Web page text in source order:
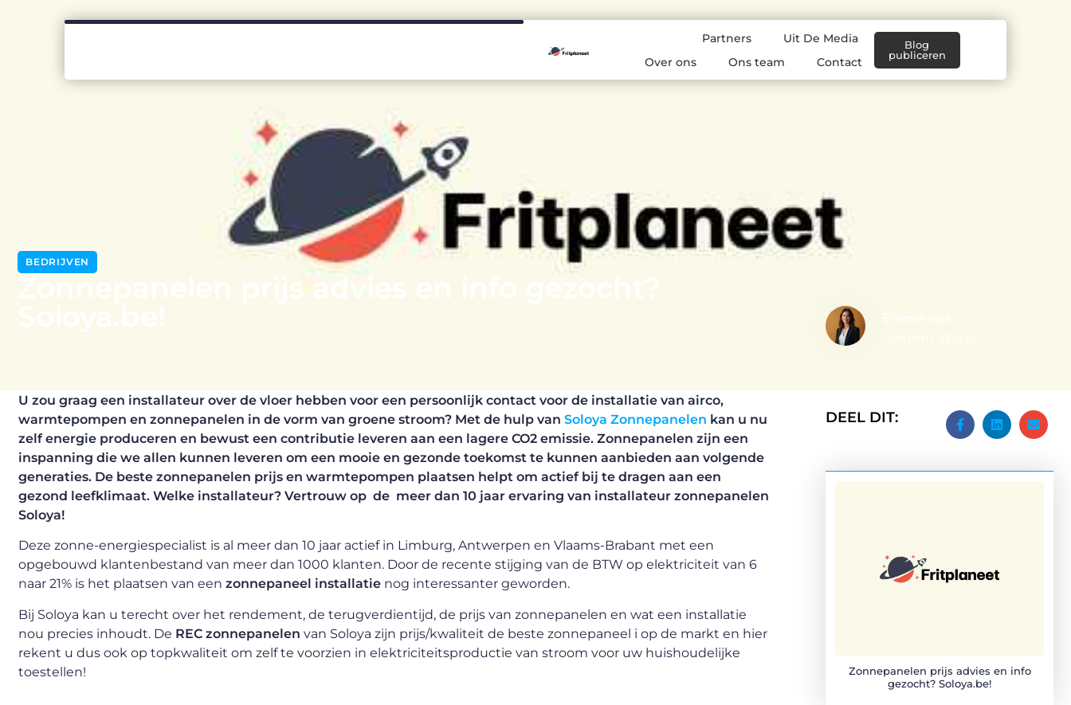
Partners
Uit De Media
Over ons
Ons team Contact
Blog
publiceren
BEDRIJVEN
Zonnepanelen prijs advies en info gezocht?
U zou graag een installateur over de vloer hebben voor een persoonlijk contact voor de installatie van airco,
warmtepompen en zonnepanelen in de vorm van groene stroom? Met de hulp van Soloya Zonnepanelen kan u nu
zelf energie produceren en bewust een contributie leveren aan een lagere CO2 emissie. Zonnepanelen zijn een
inspanning die we allen kunnen leveren om een mooie en gezonde toekomst te kunnen aanbieden aan volgende
generaties. De beste zonnepanelen prijs en warmtepompen plaatsen helpt om actief bij te dragen aan een
gezond leefklimaat. Welke installateur? Vertrouw op de meer dan 10 jaar ervaring van installateur zonnepanelen
Soloya!
Deze zonne-energiespecialist is al meer dan 10 jaar actief in Limburg, Antwerpen en Vlaams-Brabant met een
opgebouwd klantenbestand van meer dan 1000 klanten. Door de recente stijging van de BTW op elektriciteit van 6
naar 21% is het plaatsen van een zonnepaneel installatie nog interessanter geworden.
Bij Soloya kan u terecht over het rendement, de terugverdientijd, de prijs van zonnepanelen en wat een installatie
nou precies inhoudt. De REC zonnepanelen van Soloya zijn prijs/kwaliteit de beste zonnepaneel i op de markt en hier
rekent u dus ook op topkwaliteit om zelf te voorzien in elektriciteitsproductie van stroom voor uw huishoudelijke
toestellen!
DEEL DIT:
Zonnepanelen prijs advies en info
gezocht? Soloya.be!